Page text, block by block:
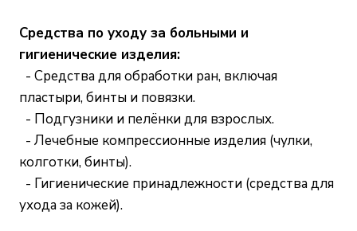
Средства по уходу за больными и
гигиенические изделия:
- Средства для обработки ран, включая
пластыри, бинты и повязки.
- Подгузники и пелёнки для взрослых.
- Лечебные компрессионные изделия (чулки,
колготки, бинты).
- Гигиенические принадлежности (средства для
ухода за кожей).